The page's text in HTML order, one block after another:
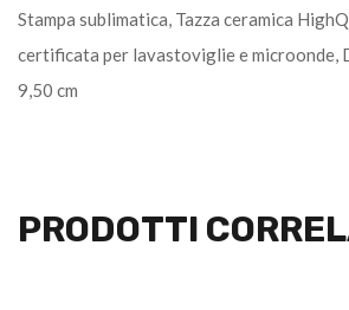
Stampa sublimatica, Tazza ceramica
certificata per lavastoviglie e microonde,
9,50 cm
PRODOTTI